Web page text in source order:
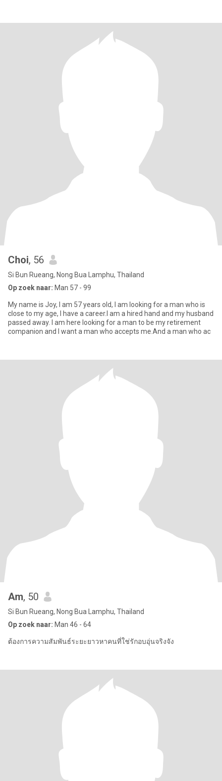
Choi, 56
Si Bun Rueang, Nong Bua Lamphu, Thailand
Op zoek naar: Man 57 - 99
My name is Joy, I am 57 years old, I am looking for a man who is
close to my age, I have a career.I am a hired hand and my husband
passed away. I am here looking for a man to be my retirement
companion and I want a man who accepts me.And a man who ac
Am, 50
Si Bun Rueang, Nong Bua Lamphu, Thailand
Op zoek naar: Man 46 - 64
ต้องการความสัมพันธ์ระยะยาวหาคนที่ใช่รักอบอุ่นจริงจัง